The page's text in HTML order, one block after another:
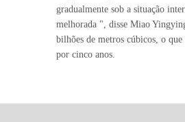
gradualmente sob a situação
melhorada ", disse Miao
bilhões de metros cúbicos, o
por cinco anos.